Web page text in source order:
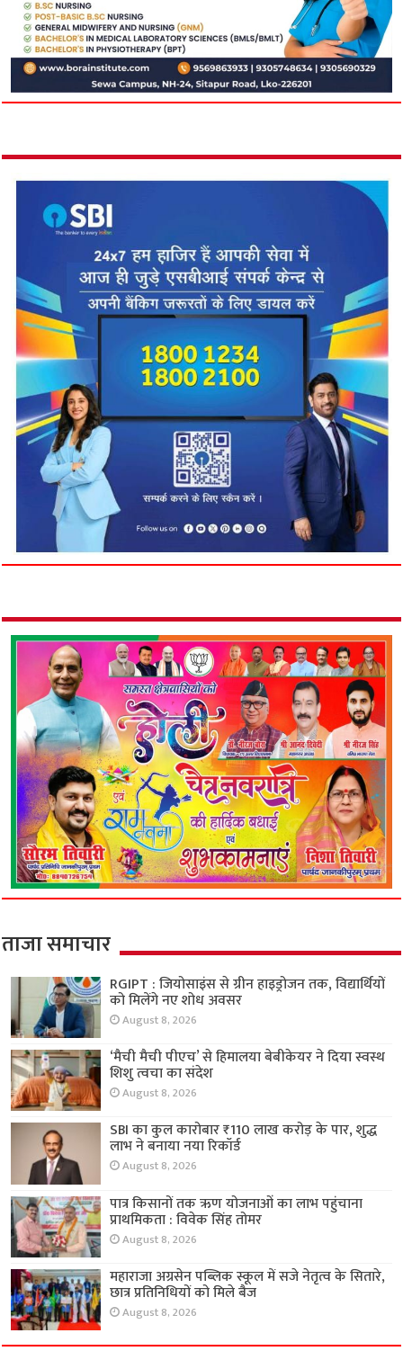
ताजा समाचार
RGIPT : जियोसाइंस से ग्रीन हाइड्रोजन तक, विद्यार्थियों
को मिलेंगे नए शोध अवसर
August 8, 2026
‘मैची मैची पीएच’ से हिमालया बेबीकेयर ने दिया स्वस्थ
शिशु त्वचा का संदेश
August 8, 2026
SBI का कुल कारोबार ₹110 लाख करोड़ के पार, शुद्ध
लाभ ने बनाया नया रिकॉर्ड
August 8, 2026
पात्र किसानों तक ऋण योजनाओं का लाभ पहुंचाना
प्राथमिकता : विवेक सिंह तोमर
August 8, 2026
महाराजा अग्रसेन पब्लिक स्कूल में सजे नेतृत्व के सितारे,
छात्र प्रतिनिधियों को मिले बैज
August 8, 2026